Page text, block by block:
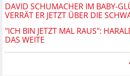
DAVID SCHUMACHER IM BABY-
VERRÄT ER JETZT ÜBER DIE
"ICH BIN JETZT MAL RAUS":
DAS WEITE